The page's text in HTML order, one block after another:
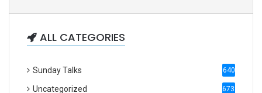
ALL CATEGORIES
Sunday Talks 640
Uncategorized 6738